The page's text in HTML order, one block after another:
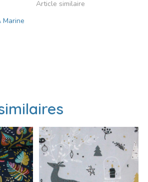
Article similaire
Marine